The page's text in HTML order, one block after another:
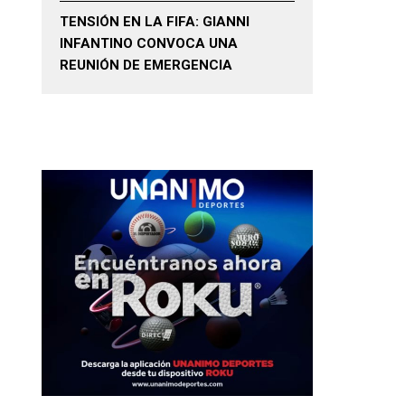
TENSIÓN EN LA FIFA: GIANNI
INFANTINO CONVOCA UNA
REUNIÓN DE EMERGENCIA